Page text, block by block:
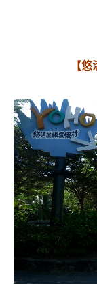
【